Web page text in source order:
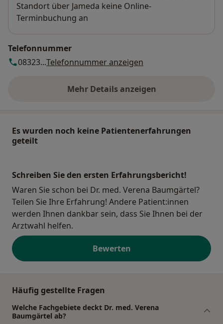
Standort über Jameda keine Online-
Terminbuchung an
Telefonnummer
08323...Telefonnummer anzeigen
Mehr Details anzeigen
über die Adresse
Es wurden noch keine Patientenerfahrungen
geteilt
Schreiben Sie den ersten Erfahrungsbericht!
Waren Sie schon bei Dr. med. Verena Baumgärtel?
Teilen Sie Ihre Erfahrung! Andere Patient:innen
werden Ihnen dankbar sein, dass Sie Ihnen bei der
Arztwahl helfen.
Bewerten
Häufig gestellte Fragen
Welche Fachgebiete deckt Dr. med. Verena
Baumgärtel ab?